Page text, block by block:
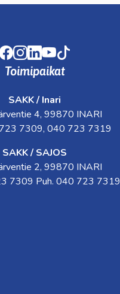
Facebook
Instagram
LinkedIn
Youtube
Toimipaikat
SAKK / Inari
4, 99870 INARI
7309, 040 723 7319
SAKK / SAJOS
2, 99870 INARI
7309 Puh. 040 723 7319